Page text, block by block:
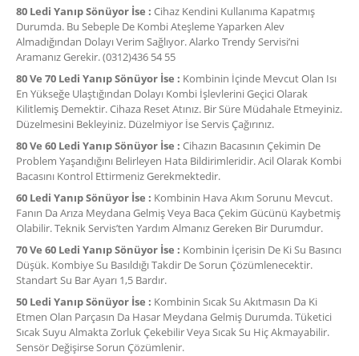
80 Ledi Yanıp Sönüyor İse : Cihaz Kendini Kullanıma Kapatmış
Durumda. Bu Sebeple De Kombi Ateşleme Yaparken Alev
Almadığından Dolayı Verim Sağlıyor. Alarko Trendy Servisi’ni
Aramanız Gerekir. (0312)436 54 55
80 Ve 70 Ledi Yanıp Sönüyor İse : Kombinin İçinde Mevcut Olan Isı
En Yükseğe Ulaştığından Dolayı Kombi İşlevlerini Geçici Olarak
Kilitlemiş Demektir. Cihaza Reset Atınız. Bir Süre Müdahale Etmeyiniz.
Düzelmesini Bekleyiniz. Düzelmiyor İse Servis Çağırınız.
80 Ve 60 Ledi Yanıp Sönüyor İse : Cihazın Bacasının Çekimin De
Problem Yaşandığını Belirleyen Hata Bildirimleridir. Acil Olarak Kombi
Bacasını Kontrol Ettirmeniz Gerekmektedir.
60 Ledi Yanıp Sönüyor İse : Kombinin Hava Akım Sorunu Mevcut.
Fanın Da Arıza Meydana Gelmiş Veya Baca Çekim Gücünü Kaybetmiş
Olabilir. Teknik Servis’ten Yardım Almanız Gereken Bir Durumdur.
70 Ve 60 Ledi Yanıp Sönüyor İse : Kombinin İçerisin De Ki Su Basıncı
Düşük. Kombiye Su Basıldığı Takdir De Sorun Çözümlenecektir.
Standart Su Bar Ayarı 1,5 Bardır.
50 Ledi Yanıp Sönüyor İse : Kombinin Sıcak Su Akıtmasın Da Ki
Etmen Olan Parçasın Da Hasar Meydana Gelmiş Durumda. Tüketici
Sıcak Suyu Almakta Zorluk Çekebilir Veya Sıcak Su Hiç Akmayabilir.
Sensör Değişirse Sorun Çözümlenir.